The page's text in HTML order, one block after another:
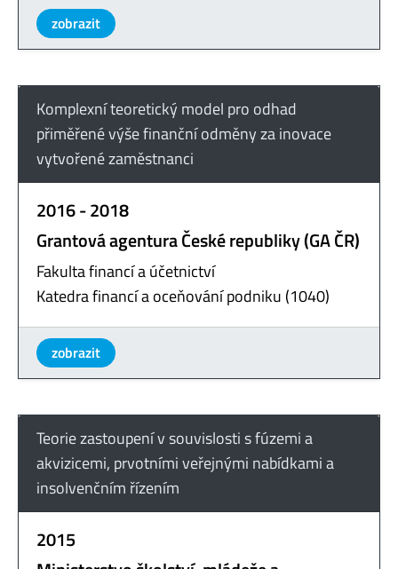
zobrazit
Komplexní teoretický model pro odhad
přiměřené výše finanční odměny za inovace
vytvořené zaměstnanci
2016 - 2018
Grantová agentura České republiky (GA ČR)
Fakulta financí a účetnictví
Katedra financí a oceňování podniku (1040)
zobrazit
Teorie zastoupení v souvislosti s fúzemi a
akvizicemi, prvotními veřejnými nabídkami a
insolvenčním řízením
2015